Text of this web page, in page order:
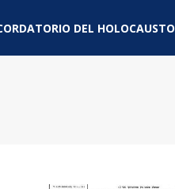
DEL HOLOCAUSTO